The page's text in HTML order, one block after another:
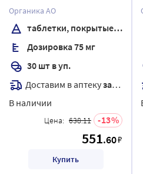
покрытые пленочной
оболочкой
Органика АО
таблетки, покрытые пленочной оболочкой
Дозировка 75 мг
30 шт в уп.
Доставим в аптекузавтра
В наличии
Цена: 638.11 13
551.60₽
Купить